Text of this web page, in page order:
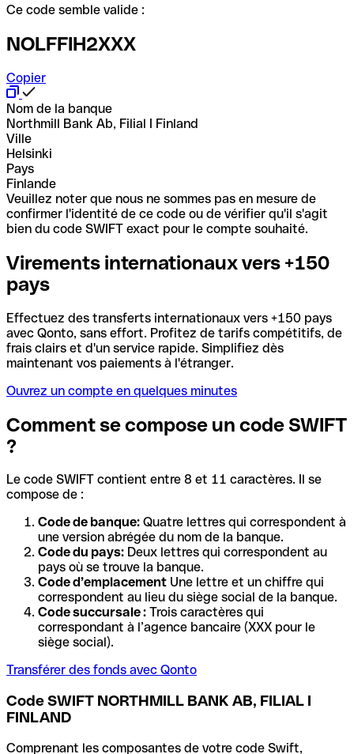
Ce code semble valide :
NOLFFIH2XXX
Copier
Nom de la banque
Northmill Bank Ab, Filial I Finland
Ville
Helsinki
Pays
Finlande
Veuillez noter que nous ne sommes pas en mesure de
confirmer l'identité de ce code ou de vérifier qu'il s'agit
bien du code SWIFT exact pour le compte souhaité.
Virements internationaux vers +150
pays
Effectuez des transferts internationaux vers +150 pays
avec Qonto, sans effort. Profitez de tarifs compétitifs, de
frais clairs et d'un service rapide. Simplifiez dès
maintenant vos paiements à l'étranger.
Ouvrez un compte en quelques minutes
Comment se compose un code SWIFT
?
Le code SWIFT contient entre 8 et 11 caractères. Il se
compose de :
Code de banque: Quatre lettres qui correspondent à
une version abrégée du nom de la banque.
Code du pays: Deux lettres qui correspondent au
pays où se trouve la banque.
Code d’emplacement Une lettre et un chiffre qui
correspondent au lieu du siège social de la banque.
Code succursale : Trois caractères qui
correspondant à l’agence bancaire (XXX pour le
siège social).
Transférer des fonds avec Qonto
Code SWIFT NORTHMILL BANK AB, FILIAL I
FINLAND
Comprenant les composantes de votre code Swift,